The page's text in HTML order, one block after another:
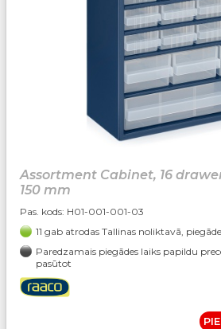
Assortment Cabinet, 16
150 mm
Pas. kods: H01-001-001-03
11 gab atrodas Tallinas noliktavā,
Paredzamais piegādes laiks papildu
pasūtot